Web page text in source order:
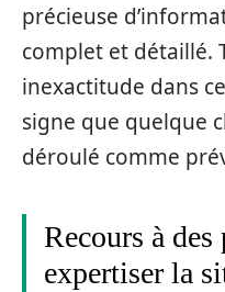
précieuse
complet et détaillé.
inexactitude dans
signe que quelque
déroulé comme
Recours à
expertiser la